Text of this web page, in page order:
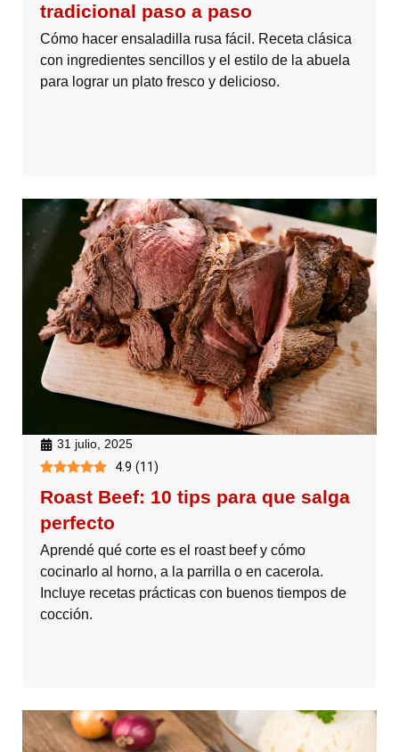
tradicional paso a paso
Cómo hacer ensaladilla rusa fácil. Receta clásica
con ingredientes sencillos y el estilo de la abuela
para lograr un plato fresco y delicioso.
31 julio, 2025
4.9 (11)
Roast Beef: 10 tips para que salga
perfecto
Aprendé qué corte es el roast beef y cómo
cocinarlo al horno, a la parrilla o en cacerola.
Incluye recetas prácticas con buenos tiempos de
cocción.